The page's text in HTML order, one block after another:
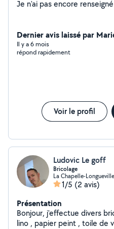
Dernier avis laissé par
Il y a 6 mois
répond rapidement
Voir le profil
Ludovic Le goff
Bricolage
La Chapelle-
1/5 (2 avis)
Présentation
Bonjour, j'effectue divers
lino , papier peint , toile de